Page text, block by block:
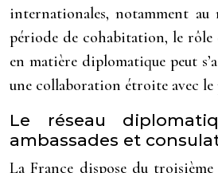
internationales, notamment au
période de cohabitation, le
en matière diplomatique peut
une collaboration étroite avec le
Le réseau
ambassades et
La France dispose du